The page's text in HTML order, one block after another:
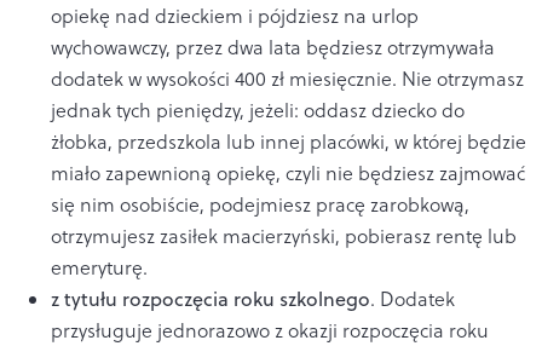
opiekę nad dzieckiem i pójdziesz na urlop
wychowawczy, przez dwa lata będziesz otrzymywała
dodatek w wysokości 400 zł miesięcznie. Nie otrzymasz
jednak tych pieniędzy, jeżeli: oddasz dziecko do
żłobka, przedszkola lub innej placówki, w której będzie
miało zapewnioną opiekę, czyli nie będziesz zajmować
się nim osobiście, podejmiesz pracę zarobkową,
otrzymujesz zasiłek macierzyński, pobierasz rentę lub
emeryturę.
z tytułu rozpoczęcia roku szkolnego. Dodatek
przysługuje jednorazowo z okazji rozpoczęcia roku